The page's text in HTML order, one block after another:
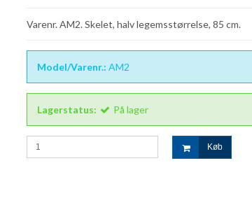
Varenr. AM2. Skelet, halv legemsstørrelse, 85 cm.
Model/Varenr.: AM2
Lagerstatus: På lager
Køb